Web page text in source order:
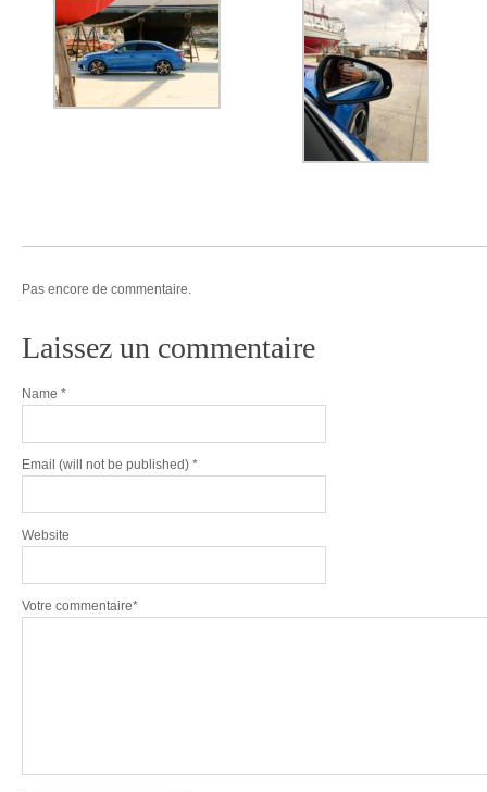
Pas encore de commentaire.
Laissez un commentaire
Name *
Email (will not be published) *
Website
Votre commentaire*